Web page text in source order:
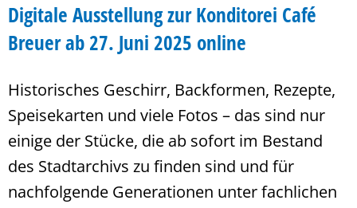
Digitale Ausstellung zur Konditorei Café
Breuer ab 27. Juni 2025 online
Historisches Geschirr, Backformen, Rezepte,
Speisekarten und viele Fotos – das sind nur
einige der Stücke, die ab sofort im Bestand
des Stadtarchivs zu finden sind und für
nachfolgende Generationen unter fachlichen